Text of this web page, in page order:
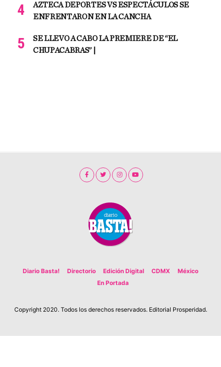
AZTECA DEPORTES VS ESPECTÁCULOS SE
ENFRENTARON EN LA CANCHA
SE LLEVO A CABO LA PREMIERE DE “EL
CHUPACABRAS” |
Diario Basta! Directorio Edición Digital CDMX
México
En Portada
Copyright 2020. Todos los derechos reservados. Editorial Prosperidad.